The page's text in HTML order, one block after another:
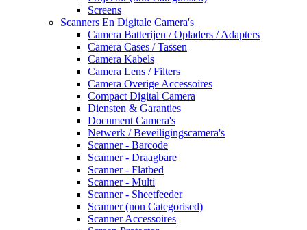
Screens
Scanners En Digitale Camera's
Camera Batterijen / Opladers / Adapters
Camera Cases / Tassen
Camera Kabels
Camera Lens / Filters
Camera Overige Accessoires
Compact Digital Camera
Diensten & Garanties
Document Camera's
Netwerk / Beveiligingscamera's
Scanner - Barcode
Scanner - Draagbare
Scanner - Flatbed
Scanner - Multi
Scanner - Sheetfeeder
Scanner (non Categorised)
Scanner Accessoires